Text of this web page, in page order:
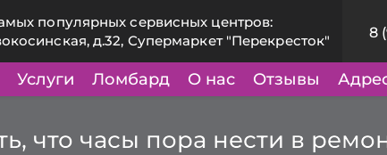
популярных сервисных центров:
д.32, Супермаркет "Перекресток"
8
Услуги Ломбард О нас Отзывы
что часы пора нести в